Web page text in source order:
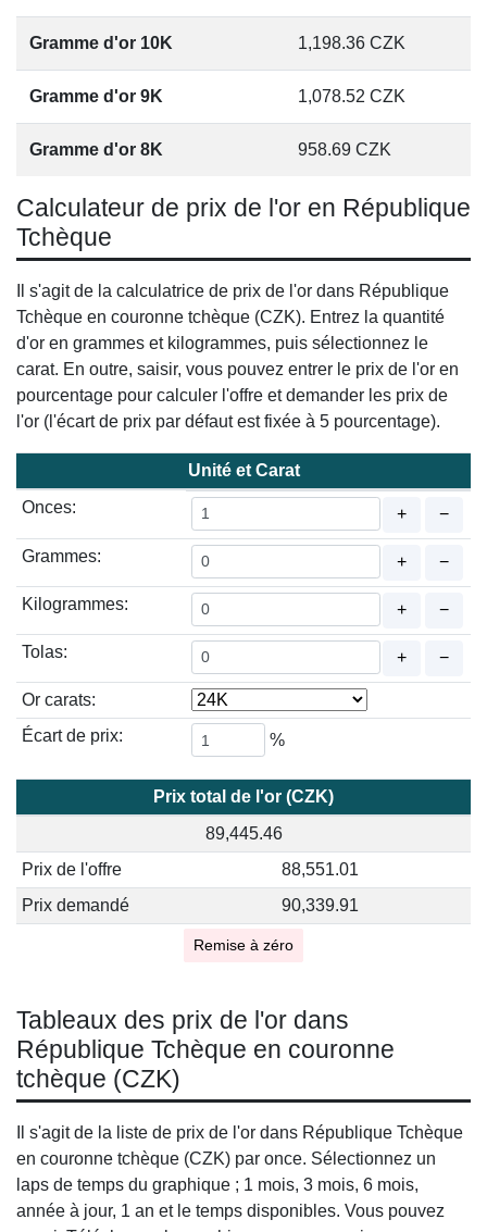
Gramme d'or 10K 1,198.36 CZK
Gramme d'or 9K 1,078.52 CZK
Gramme d'or 8K 958.69 CZK
Calculateur de prix de l'or en République
Tchèque
Il s'agit de la calculatrice de prix de l'or dans République
Tchèque en couronne tchèque (CZK). Entrez la quantité
d'or en grammes et kilogrammes, puis sélectionnez le
carat. En outre, saisir, vous pouvez entrer le prix de l'or en
pourcentage pour calculer l'offre et demander les prix de
l'or (l'écart de prix par défaut est fixée à 5 pourcentage).
Unité et Carat
Onces:
+ −
Grammes: + −
Kilogrammes: + −
Tolas: + −
Or carats:
Écart de prix:
%
Prix total de l'or (CZK)
89,445.46
Prix de l'offre
88,551.01
Prix demandé
90,339.91
Remise à zéro
Tableaux des prix de l'or dans
République Tchèque en couronne
tchèque (CZK)
Il s'agit de la liste de prix de l'or dans République Tchèque
en couronne tchèque (CZK) par once. Sélectionnez un
laps de temps du graphique ; 1 mois, 3 mois, 6 mois,
année à jour, 1 an et le temps disponibles. Vous pouvez